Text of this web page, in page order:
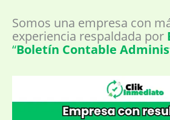
Somos una empresa con
experiencia respaldada por
“Boletín Contable